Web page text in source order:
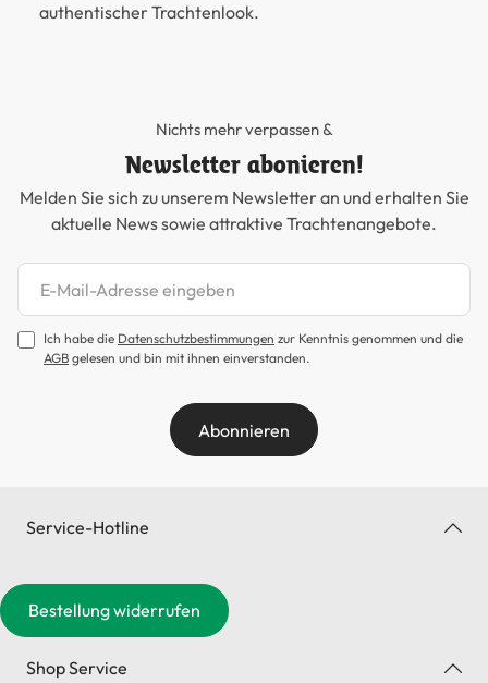
authentischer Trachtenlook.
Nichts mehr verpassen &
Newsletter abonieren!
Melden Sie sich zu unserem Newsletter an und erhalten Sie
aktuelle News sowie attraktive Trachtenangebote.
Newsletter abonnieren
Ich habe die Datenschutzbestimmungen zur Kenntnis genommen und die
AGB gelesen und bin mit ihnen einverstanden.
Abonnieren
Service-Hotline
Bestellung widerrufen
Shop Service